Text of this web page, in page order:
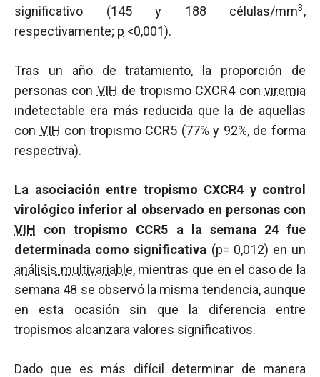
significativo (145 y 188 células/mm3,
respectivamente; p <0,001).
Tras un año de tratamiento, la proporción de
personas con VIH de tropismo CXCR4 conviremia
indetectable era más reducida que la de aquellas
con VIH con tropismo CCR5 (77% y 92%, de forma
respectiva).
La asociación entre tropismo CXCR4 y control
virológico inferior al observado en personas con
VIH con tropismo CCR5 a la semana 24 fue
determinada como significativa (p= 0,012) en un
análisis multivariable, mientras que en el caso de la
semana 48 se observó la misma tendencia, aunque
en esta ocasión sin que la diferencia entre
tropismos alcanzara valores significativos.
Dado que es más difícil determinar de manera